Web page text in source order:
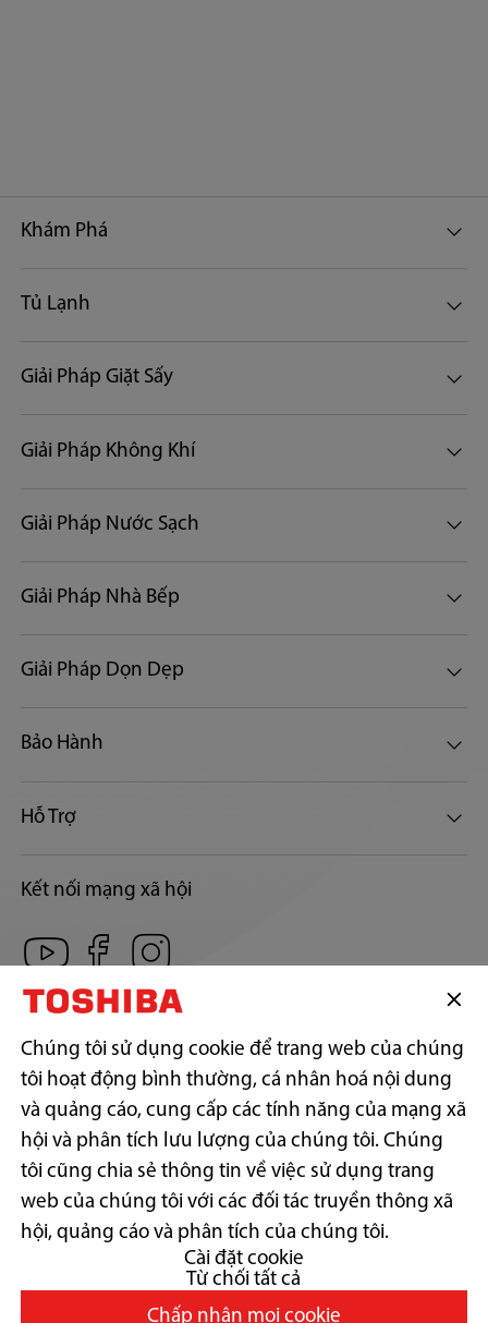
Khám Phá
Tủ Lạnh
Giải Pháp Giặt Sấy
Giải Pháp Không Khí
Giải Pháp Nước Sạch
Giải Pháp Nhà Bếp
Giải Pháp Dọn Dẹp
Bảo Hành
Hỗ Trợ
Kết nối mạng xã hội
CÔNG TY TNHH SẢN PHẨM TIÊU DÙNG TOSHIBA VIỆT NAM
Địa chỉ trụ sở: Số 12, Đường 15, Khu phố 13, Phường Linh Xuân,
Thành phố Hồ Chí Minh.
Địa chỉ liên hệ: Lầu 17, P.1702, Tòa nhà Centec Tower, 72-74 Nguyễn
Thị Minh Khai, Phường Xuân Hòa, Thành phố Hồ Chí Minh.
Điện thoại: (+84)-028-38.242.818 | Fax: (+84)-028-38.242.817
GPKD số: 0300787557 do Sở Kế hoạch & Đầu tư Tp. Hồ Chí Minh cấp
ngày 17/11/2006
Copyright© 2026 Toshiba Vietnam Consumer Products Co., Ltd., All
Rights Reserved.
Thu hồi và xử lý sản phẩm thải bỏ
Chúng tôi sử dụng cookie để trang web của chúng
tôi hoạt động bình thường, cá nhân hoá nội dung
và quảng cáo, cung cấp các tính năng của mạng xã
hội và phân tích lưu lượng của chúng tôi. Chúng
tôi cũng chia sẻ thông tin về việc sử dụng trang
web của chúng tôi với các đối tác truyền thông xã
hội, quảng cáo và phân tích của chúng tôi.
Cài đặt cookie
Từ chối tất cả
Chấp nhận mọi cookie